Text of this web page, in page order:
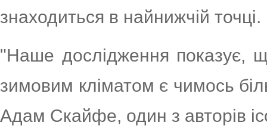
знаходиться в найнижчій точці.
"Наше дослідження показує,
зимовим кліматом є чимось
Адам Скайфе, один з авторів